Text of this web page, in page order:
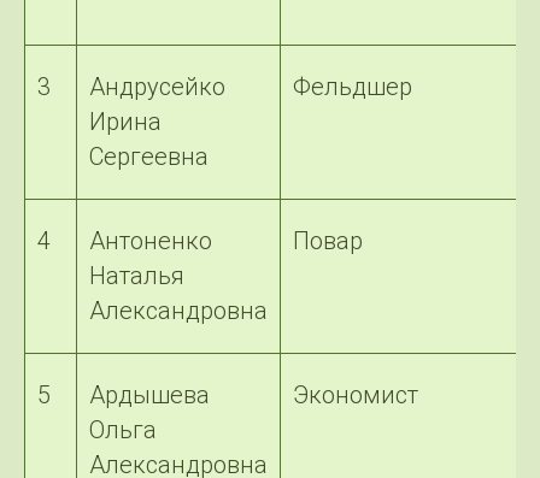
3
Андрусейко
Ирина
Сергеевна
Фельдшер
4
Антоненко
Наталья
Александровна
Повар
5
Ардышева
Ольга
Александровна
Экономист